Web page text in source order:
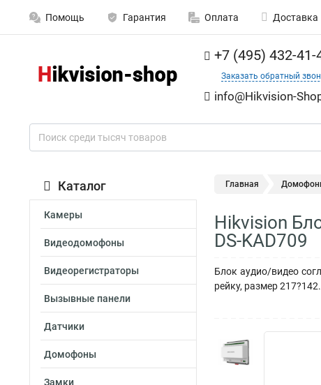
Помощь Гарантия Оплата Доставка
+7 (495) 432-41-
Заказать обратный
info@Hikvision-
Каталог
Камеры
Видеодомофоны
Видеорегистраторы
Вызывные панели
Датчики
Домофоны
Замки
Главная
Hikvision
DS-KAD709
Блок аудио/видео
рейку, размер